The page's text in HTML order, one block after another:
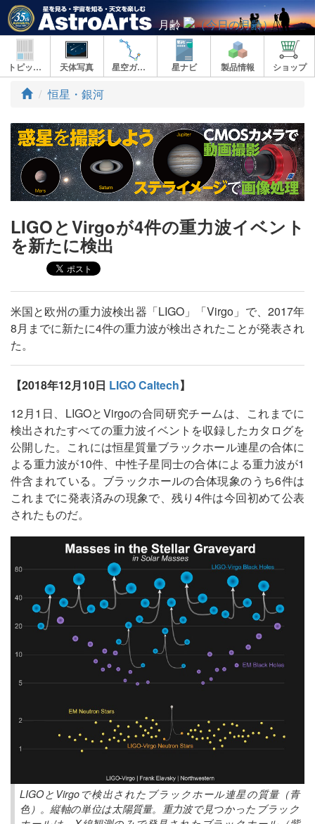
月齢
トピックス 天体写真 星空ガイド 星ナビ 製品情報 ショップ
ト
プ
恒星・銀河
LIGOとVirgoが4件の重力波イベント
を新たに検出
米国と欧州の重力波検出器「LIGO」「Virgo」で、2017年
8月までに新たに4件の重力波が検出されたことが発表され
た。
【2018年12月10日 LIGO Caltech】
12月1日、LIGOとVirgoの合同研究チームは、これまでに
検出されたすべての重力波イベントを収録したカタログを
公開した。これには恒星質量ブラックホール連星の合体に
よる重力波が10件、中性子星同士の合体による重力波が1
件含まれている。ブラックホールの合体現象のうち6件は
これまでに発表済みの現象で、残り4件は今回初めて公表
されたものだ。
LIGOとVirgoで検出されたブラックホール連星の質量（青
色）。縦軸の単位は太陽質量。重力波で見つかったブラック